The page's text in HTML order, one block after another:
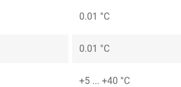
0.01 °C
0.01 °C
+5 ... +40 °C